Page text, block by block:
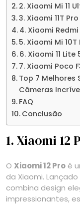
2. Xiaomi Mi 11
3. Xiaomi 11T Pro
4. Xiaomi Redmi
5. Xiaomi Mi 10T
6. Xiaomi 11 Lite
7. Xiaomi Poco
Top 7 Melhores
Câmeras
FAQ
Conclusão
1. Xiaomi 12
O Xiaomi 12 Pro é
da Xiaomi.
combina design
impressionantes,